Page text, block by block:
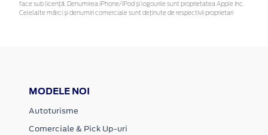
face sub licență. Denumirea iPhone/iPod și logourile sunt proprietatea Apple Inc.
Celelalte mărci și denumiri comerciale sunt deținute de respectivii proprietari
MODELE NOI
Autoturisme
Comerciale & Pick Up-uri